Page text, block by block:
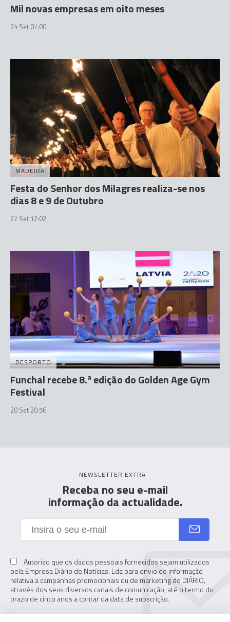
Mil novas empresas em oito meses
24 Set 07:00
MADEIRA
Festa do Senhor dos Milagres realiza-se nos
dias 8 e 9 de Outubro
27 Set 12:02
DESPORTO
Funchal recebe 8.ª edição do Golden Age Gym
Festival
20 Set 20:56
NEWSLETTER EXTRA
Receba no seu e-mail
informação da actualidade.
Autorizo que os dados pessoais fornecidos sejam utilizados
pela Empresa Diário de Notícias. Lda para envio de informação
relativa a campanhas promocionais ou de marketing do DIÁRIO,
através dos seus diversos canais de comunicação, até o termo do
prazo de cinco anos a contar da data de subscrição.